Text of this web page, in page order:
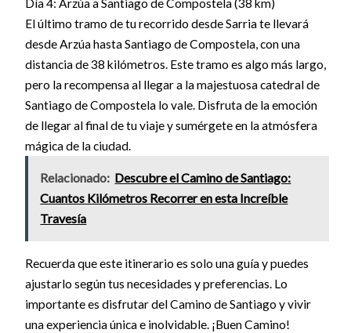
Día 4: Arzúa a Santiago de Compostela (38 km)
El último tramo de tu recorrido desde Sarria te llevará
desde Arzúa hasta Santiago de Compostela, con una
distancia de 38 kilómetros. Este tramo es algo más largo,
pero la recompensa al llegar a la majestuosa catedral de
Santiago de Compostela lo vale. Disfruta de la emoción
de llegar al final de tu viaje y sumérgete en la atmósfera
mágica de la ciudad.
Relacionado: Descubre el Camino de Santiago:
Cuantos Kilómetros Recorrer en esta Increíble
Travesía
Recuerda que este itinerario es solo una guía y puedes
ajustarlo según tus necesidades y preferencias. Lo
importante es disfrutar del Camino de Santiago y vivir
una experiencia única e inolvidable. ¡Buen Camino!